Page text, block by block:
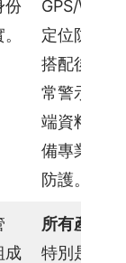
份
GPS/Wi-Fi
定位防弊，
搭配後台異
常警示；雲
端資料庫具
備專業資安
防護。
成
所有產業
特別是